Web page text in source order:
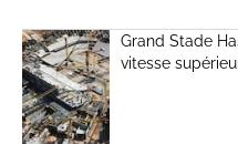
Grand Stade
vitesse